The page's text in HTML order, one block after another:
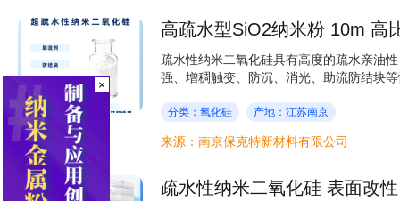
高疏水型SiO2纳米粉 10m 高
疏水性纳米二氧化硅具有高度的疏水亲油
强、增稠触变、防沉、消光、助流防结块
分类：氧化硅 产地：江苏南京
来源：南京保克特新材料有限公司
疏水性纳米二氧化硅 表面改
×